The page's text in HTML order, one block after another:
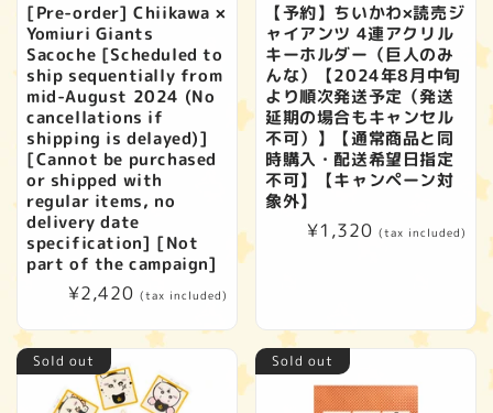
[Pre-order] Chiikawa ×
Yomiuri Giants
Sacoche [Scheduled to
ship sequentially from
mid-August 2024 (No
cancellations if
shipping is delayed)]
[Cannot be purchased
or shipped with
regular items, no
delivery date
specification] [Not
part of the campaign]
Regular
¥2,420 (tax included)
【予約】ちいかわ×読売ジ
ャイアンツ 4連アクリル
キーホルダー（巨人のみ
んな）【2024年8月中旬
より順次発送予定（発送
延期の場合もキャンセル
不可）】【通常商品と同
時購入・配送希望日指定
不可】【キャンペーン対
象外】
Regular
¥1,320 (tax included)
Sold out Sold out